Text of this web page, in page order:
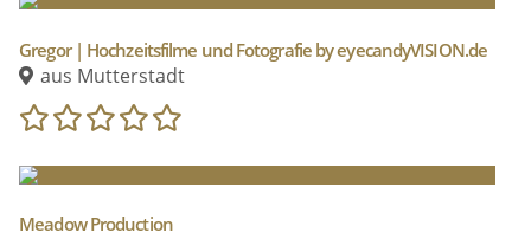
Gregor | Hochzeitsfilme und Fotografie by eyecandyVISION.de
aus Mutterstadt
Meadow Production